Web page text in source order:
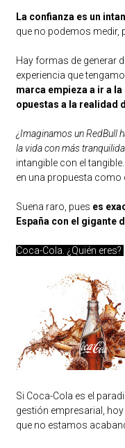
La confianza es un
que no podemos medir,
Hay formas de generar
experiencia que
marca empieza a ir a
opuestas a la realidad
¿Imaginamos un RedBull
la vida con más
intangible con el
en una propuesta como
Suena raro, pues es
España con el gigante
Coca-Cola. ¿Quién eres?
Si Coca-Cola es el
gestión empresarial,
que no estamos